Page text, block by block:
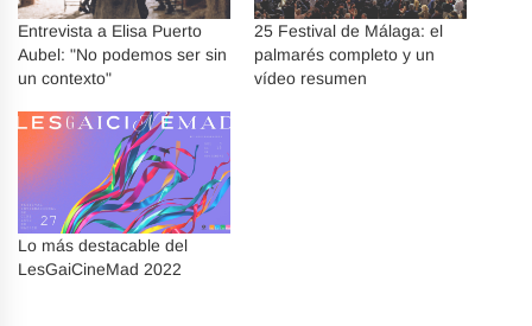
Entrevista a Elisa Puerto
Aubel: "No podemos ser sin
un contexto"
25 Festival de Málaga: el
palmarés completo y un
vídeo resumen
Lo más destacable del
LesGaiCineMad 2022